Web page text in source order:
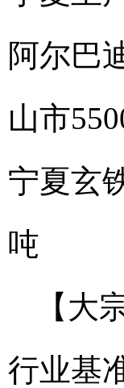
阿尔巴
山市
宁夏玄
吨
【大
行业基